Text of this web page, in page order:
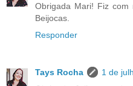
Obrigada Mari! Fiz com
Beijocas.
Responder
Tays Rocha
1 de